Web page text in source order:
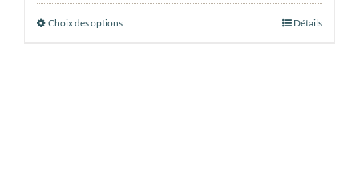
prix :
Choix des optionsCe
Détails